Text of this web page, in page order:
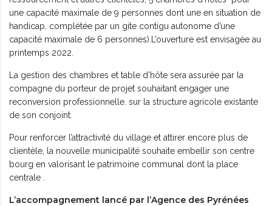
une capacité maximale de 9 personnes dont une en situation de
handicap, complétée par un gite contigu autonome d’une
capacité maximale de 6 personnes).L’ouverture est envisagée au
printemps 2022.
La gestion des chambres et table d’hôte sera assurée par la
compagne du porteur de projet souhaitant engager une
reconversion professionnelle. sur la structure agricole existante
de son conjoint.
Pour renforcer l’attractivité du village et attirer encore plus de
clientèle, la nouvelle municipalité souhaite embellir son centre
bourg en valorisant le patrimoine communal dont la place
centrale .
L’accompagnement lancé par l’Agence des Pyrénées